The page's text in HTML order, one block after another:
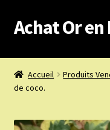
Aller
à
navigation
Aller
au
Achat Or
Accueil Produits
de coco.